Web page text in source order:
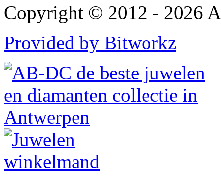
Copyright © 2012 - 2026
Provided by Bitworkz